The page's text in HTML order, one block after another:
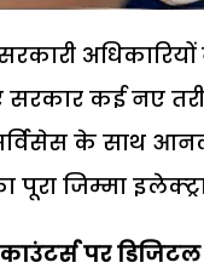
कई नए
के साथ
पूरा जिम्मा
पर